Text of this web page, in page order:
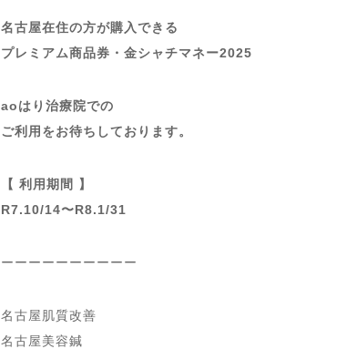
名古屋在住の方が購入できる
プレミアム商品券・金シャチマネー2025
aoはり治療院での
ご利用をお待ちしております。
【 利用期間 】
R7.10/14〜R8.1/31
ーーーーーーーーーー
名古屋肌質改善
名古屋美容鍼